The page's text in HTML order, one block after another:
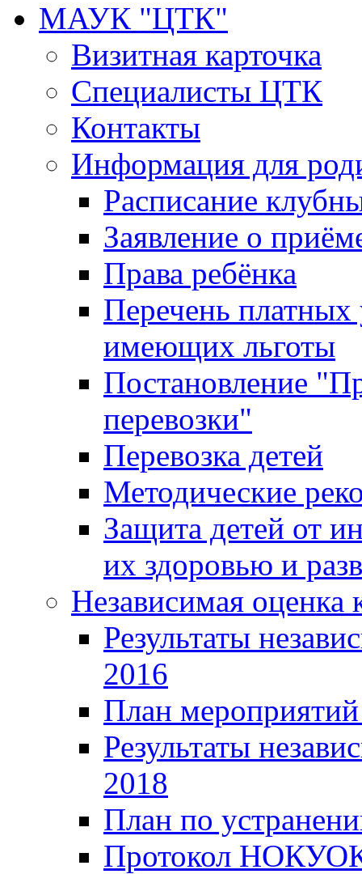
МАУК "ЦТК"
Визитная карточка
Специалисты ЦТК
Контакты
Информация для
Расписание
Заявление о
Права ребёнка
Перечень платных
имеющих льготы
Постановление
перевозки"
Перевозка детей
Методические
Защита детей от
их здоровью и
Независимая оценка
Результаты
2016
План
Результаты
2018
План по
Протокол